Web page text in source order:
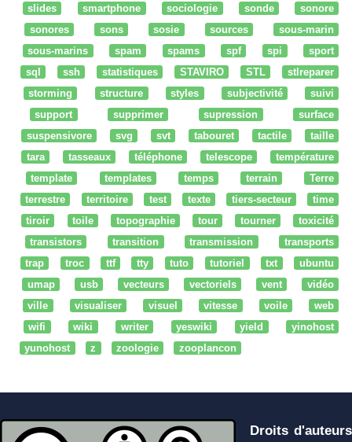
slides
smartphone sociologie sonde
sonore
sonores
sons sosie sources
sous-marin
sous-marins
spam spams spf spi
sport
sql
ssh statistiques STAVIRO STL
stlreparer
storming
structure styles subjectivité
suivi
support
supprimer supression
surface
suspensivore
svg svt tabouret tactile
taille
tara
tasseaux téléphone telescope
température
template
templates temps terrain
Terre
terrestre
territoire test texte tiers-secteur
time
tiroir
toile topographie tour tourner
toxicité
transistors
transition transmission
transports
trap
troc ttf tty tuto tutoriel txt
ubuntu
umap
usb vecteurs vectoriels vent
vidéo
ville
visualiser visuel vitesse voile
web
wifi
wiki writer yeswiki yield
yinohost
yunohost
z zoologie zooplancon
Droits d'auteurs